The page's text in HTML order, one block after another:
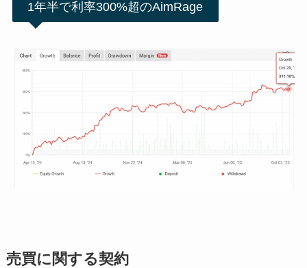
1年半で利率300%超のAimRage
売買に関する契約